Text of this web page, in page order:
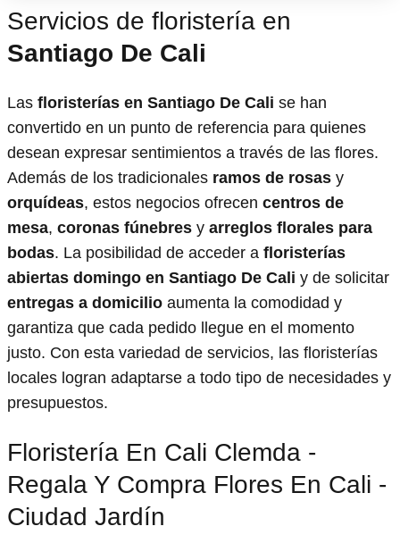
Servicios de floristería en
Santiago De Cali
Las floristerías en Santiago De Cali se han
convertido en un punto de referencia para quienes
desean expresar sentimientos a través de las flores.
Además de los tradicionales ramos de rosas y
orquídeas, estos negocios ofrecen centros de
mesa, coronas fúnebres y arreglos florales para
bodas. La posibilidad de acceder a floristerías
abiertas domingo en Santiago De Cali y de solicitar
entregas a domicilio aumenta la comodidad y
garantiza que cada pedido llegue en el momento
justo. Con esta variedad de servicios, las floristerías
locales logran adaptarse a todo tipo de necesidades y
presupuestos.
Floristería En Cali Clemda -
Regala Y Compra Flores En Cali -
Ciudad Jardín